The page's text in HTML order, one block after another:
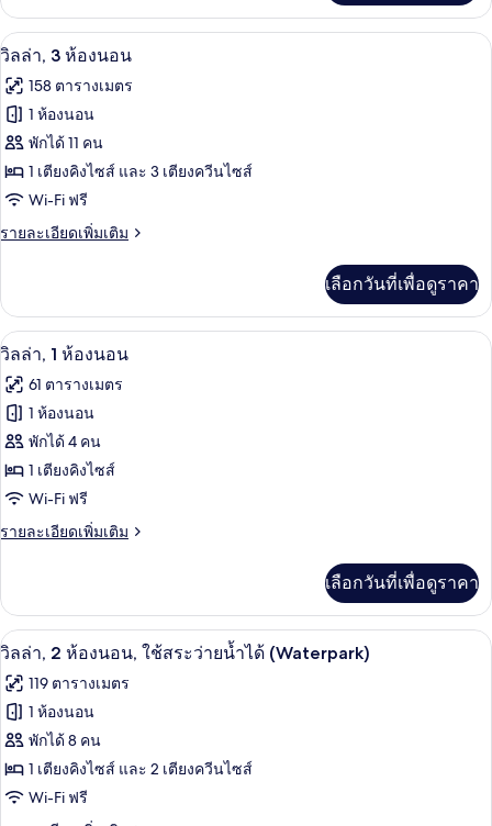
เกี่ยว
กับ
วิลล่า,
ห้อง
นอน
เปิด
ภาพถ่าย
ทั้งหมด
ของ
วิลล่า,
3
ห้อง
ตู้นิรภัยในห้องพัก, พื้นที่ทำงานแบบใช้
13
วิลล่า, 3 ห้องนอน
158 ตารางเมตร
1 ห้องนอน
พักได้ 11 คน
1 เตียงคิงไซส์ และ 3 เตียงควีนไซส์
Wi-Fi ฟรี
รายละเอียดเพิ่มเติม
ราย
เกี่ยว
กับ
วิลล่า,
ห้อง
นอน
เลือกวันที่เพื่อดูราคา
เปิด
ภาพถ่าย
ทั้งหมด
ของ
วิลล่า,
1
ห้อง
ตู้นิรภัยในห้องพัก, พื้นที่ทำงานแบบใช้
6
วิลล่า, 1 ห้องนอน
61 ตารางเมตร
1 ห้องนอน
พักได้ 4 คน
1 เตียงคิงไซส์
Wi-Fi ฟรี
รายละเอียดเพิ่มเติม
ราย
เกี่ยว
กับ
วิลล่า,
ห้อง
นอน
เลือกวันที่เพื่อดูราคา
เปิด
ภาพถ่าย
ทั้งหมด
ของ
วิลล่า,
2
สวนน้ำ
13
วิลล่า, 2 ห้องนอน, ใช้สระว่ายน้ำได้ (Waterpark)
119 ตารางเมตร
1 ห้องนอน
พักได้ 8 คน
1 เตียงคิงไซส์ และ 2 เตียงควีนไซส์
Wi-Fi ฟรี